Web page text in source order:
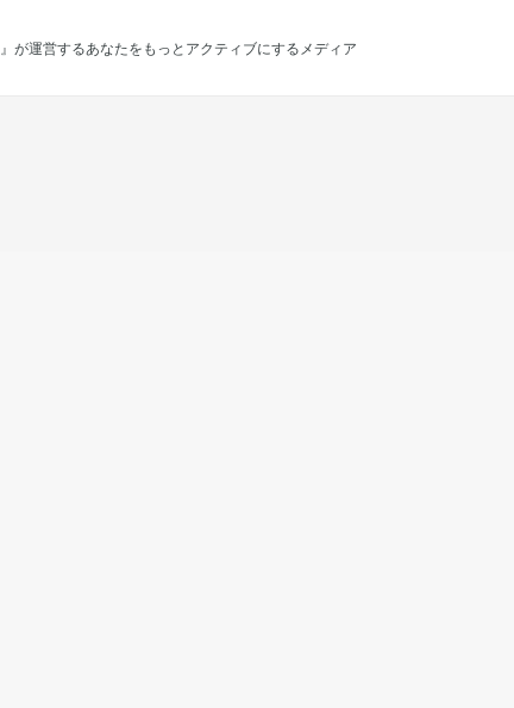
』が運営するあなたをもっとアクティブにするメディア